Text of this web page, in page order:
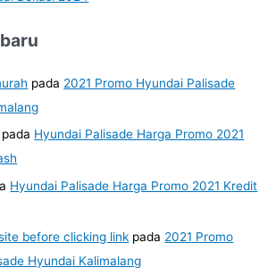
pada 2021 Promo Hyundai Palisade
pada Hyundai Palisade Harga Promo 2021
Hyundai Palisade Harga Promo 2021 Kredit
before clicking link pada 2021 Promo
Hyundai Kalimalang